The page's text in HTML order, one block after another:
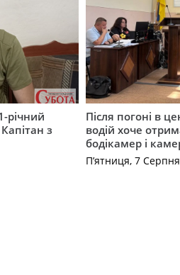
річний
з
Після погоні в
водій хоче
бодікамер і
П’ятниця, 7